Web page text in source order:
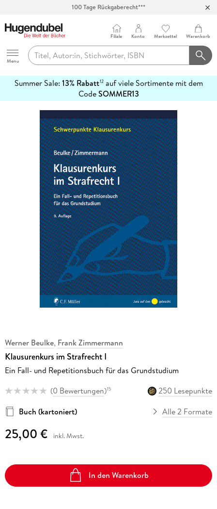
100 Tage Rückgaberecht***
Hugendubel
Menu
Filiale Konto Merkzettel Warenkorb
Summer Sale: 13% Rabatt12auf viele Sortimente mit dem
CodeSOMMER13
erfahren
Werner Beulke, Frank Zimmermann
Klausurenkurs im Strafrecht I
Ein Fall- und Repetitionsbuch für das Grundstudium
(0 Bewertungen)15
250 Lesepunkte
Buch (kartoniert)
Alle 2 Formate
25,00 € inkl. Mwst.
In den Warenkorb